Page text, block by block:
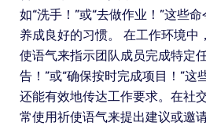
如“洗手！”或“去做作业！”这些
养成良好的习惯。 在工作环境中
使语气来指示团队成员完成特定
告！”或“确保按时完成项目！”这
还能有效地传达工作要求。在社
常使用祈使语气来提出建议或邀